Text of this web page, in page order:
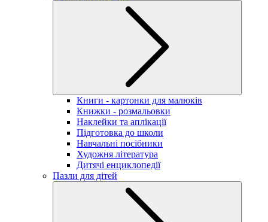
Книги - картонки для малюків
Книжки - розмальовки
Наклейки та аплікації
Підготовка до школи
Навчальні посібники
Художня література
Дитячі енциклопедії
Пазли для дітей